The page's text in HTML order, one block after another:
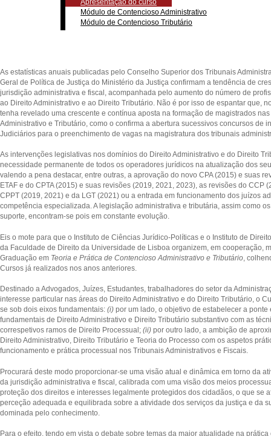
Módulo de Contencioso Administrativo
Módulo de Contencioso Tributário
As estatísticas anuais publicadas pelo Conselho Superior dos Tribunais
Geral de Política de Justiça do Ministério da Justiça confirmam a tendência de
jurisdição administrativa e fiscal, acompanhada pelo aumento do número de
ao Direito Administrativo e ao Direito Tributário. Não é por isso de espantar que,
tenha revelado uma crescente e contínua aposta na formação de magistrados
Administrativo e Tributário, como o confirma a abertura sucessivos concursos de
Judiciários para o preenchimento de vagas na magistratura dos tribunais
As intervenções legislativas nos domínios do Direito Administrativo e do Direito
necessidade permanente de todos os operadores jurídicos na atualização dos
valendo a pena destacar, entre outras, a aprovação do novo CPA (2015) e suas
ETAF e do CPTA (2015) e suas revisões (2019, 2021, 2023), as revisões do CCP
CPPT (2019, 2021) e da LGT (2021) ou a entrada em funcionamento dos juízos
competência especializada. A legislação administrativa e tributária, assim como
suporte, encontram-se pois em constante evolução.
Eis o mote para que o Instituto de Ciências Jurídico-Políticas e o Instituto de
da Faculdade de Direito da Universidade de Lisboa organizem, em cooperação,
Graduação em Teoria e Prática de Contencioso Administrativo e Tributário ,
Cursos já realizados nos anos anteriores.
Destinado a Advogados, Juízes, Estudantes, trabalhadores do setor da
interesse particular nas áreas do Direito Administrativo e do Direito Tributário, o
se sob dois eixos fundamentais: (i) por um lado, o objetivo de estabelecer a ponte
fundamentais de Direito Administrativo e Direito Tributário substantivo com as
correspetivos ramos de Direito Processual; (ii) por outro lado, a ambição de
Direito Administrativo, Direito Tributário e Teoria do Processo com os aspetos
funcionamento e prática processual nos Tribunais Administrativos e Fiscais.
Procurará deste modo proporcionar-se uma visão atual e dinâmica em torno da
da jurisdição administrativa e fiscal, calibrada com uma visão dos meios
proteção dos direitos e interesses legalmente protegidos dos cidadãos, o que se
perceção adequada e equilibrada sobre a atividade dos serviços da justiça e da
dominada pelo conhecimento.
Para o efeito, tendo em vista o debate sobre temas da maior atualidade na